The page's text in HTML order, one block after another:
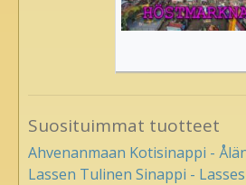
Suosituimmat tuotteet
Ahvenanmaan Kotisinappi -
Lassen Tulinen Sinappi -